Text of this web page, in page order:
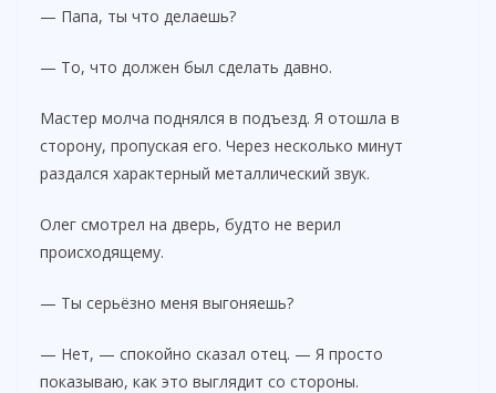
— Папа, ты что делаешь?
— То, что должен был сделать давно.
Мастер молча поднялся в подъезд. Я отошла в
сторону, пропуская его. Через несколько минут
раздался характерный металлический звук.
Олег смотрел на дверь, будто не верил
происходящему.
— Ты серьёзно меня выгоняешь?
— Нет, — спокойно сказал отец. — Я просто
показываю, как это выглядит со стороны.